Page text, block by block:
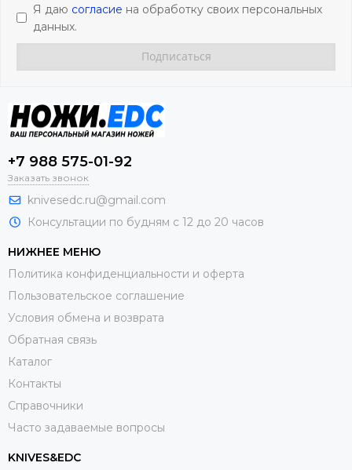
Я даю согласие на обработку своих персональных
данных.
+7 988 575-01-92
Заказать звонок
knivesedc.ru@gmail.com
Консультации по будням с 12 до 20 часов
НИЖНЕЕ МЕНЮ
Политика конфиденциальности и оферта
Пользовательское соглашение
Условия обмена и возврата
Обратная связь
Каталог
Контакты
Справочники
Часто задаваемые вопросы
KNIVES&EDC